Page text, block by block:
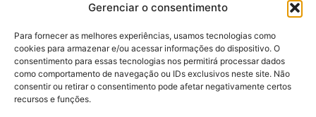
Gerenciar o consentimento
Para fornecer as melhores experiências, usamos tecnologias como
cookies para armazenar e/ou acessar informações do dispositivo. O
consentimento para essas tecnologias nos permitirá processar dados
como comportamento de navegação ou IDs exclusivos neste site. Não
consentir ou retirar o consentimento pode afetar negativamente certos
recursos e funções.
Suporte e Políticas